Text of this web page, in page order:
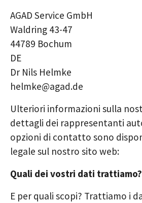
AGAD Service GmbH
Waldring 43-47
44789 Bochum
DE
Dr Nils Helmke
helmke@agad.de
Ulteriori informazioni sulla
dettagli dei rappresentanti
opzioni di contatto sono
legale sul nostro sito web:
Quali dei vostri dati trattiamo?
E per quali scopi? Trattiamo i